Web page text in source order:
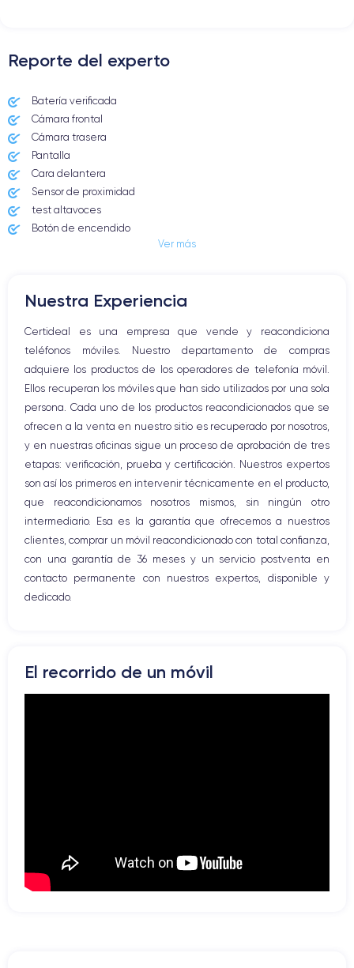
Reporte del experto
Batería verificada
Cámara frontal
Cámara trasera
Pantalla
Cara delantera
Sensor de proximidad
test altavoces
Botón de encendido
Altavoz
Botón Inicio
Bluetooth
WiFi
Red móvil
Vibración
Conector USB
Ver más
Nuestra Experiencia
Certideal es una empresa que vende y reacondiciona
teléfonos móviles. Nuestro departamento de compras
adquiere los productos de los operadores de telefonía móvil.
Ellos recuperan los móviles que han sido utilizados por una sola
persona. Cada uno de los productos reacondicionados que se
ofrecen a la venta en nuestro sitio es recuperado por nosotros,
y en nuestras oficinas sigue un proceso de aprobación de tres
etapas: verificación, prueba y certificación. Nuestros expertos
son así los primeros en intervenir técnicamente en el producto,
que reacondicionamos nosotros mismos, sin ningún otro
intermediario. Esa es la garantía que ofrecemos a nuestros
clientes, comprar un móvil reacondicionado con total confianza,
con una garantía de 36 meses y un servicio postventa en
contacto permanente con nuestros expertos, disponible y
dedicado.
El recorrido de un móvil